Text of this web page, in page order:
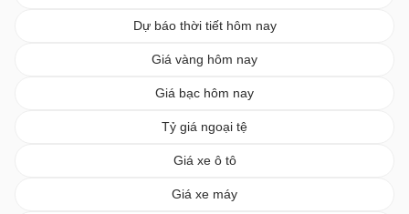
Dự báo thời tiết hôm nay
Giá vàng hôm nay
Giá bạc hôm nay
Tỷ giá ngoại tệ
Giá xe ô tô
Giá xe máy